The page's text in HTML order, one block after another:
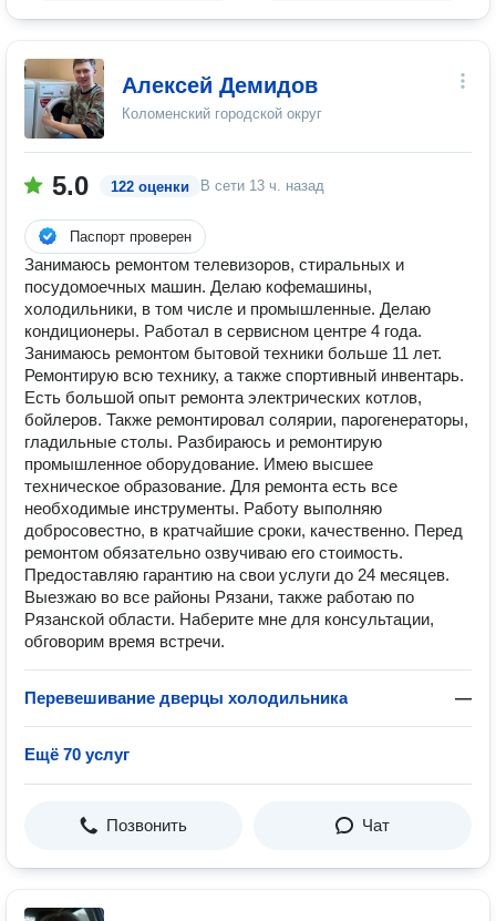
Алексей Демидов
Коломенский городской округ
5.0 122 оценки В сети 13 ч. назад
Паспорт проверен
Занимаюсь ремонтом телевизоров, стиральных и
посудомоечных машин. Делаю кофемашины,
холодильники, в том числе и промышленные. Делаю
кондиционеры. Работал в сервисном центре 4 года.
Занимаюсь ремонтом бытовой техники больше 11 лет.
Ремонтирую всю технику, а также спортивный инвентарь.
Есть большой опыт ремонта электрических котлов,
бойлеров. Также ремонтировал солярии, парогенераторы,
гладильные столы. Разбираюсь и ремонтирую
промышленное оборудование. Имею высшее
техническое образование. Для ремонта есть все
необходимые инструменты. Работу выполняю
добросовестно, в кратчайшие сроки, качественно. Перед
ремонтом обязательно озвучиваю его стоимость.
Предоставляю гарантию на свои услуги до 24 месяцев.
Выезжаю во все районы Рязани, также работаю по
Рязанской области. Наберите мне для консультации,
обговорим время встречи.
Перевешивание дверцы холодильника —
Ещё 70 услуг
Позвонить Чат